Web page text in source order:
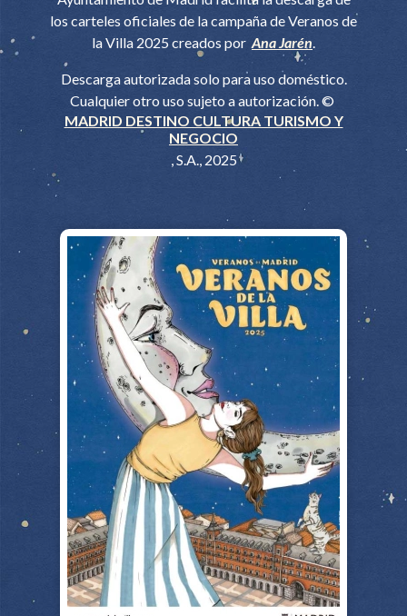
los carteles oficiales de la campaña de Veranos de
la Villa 2025 creados por Ana Jarén.
Descarga autorizada solo para uso doméstico.
Cualquier otro uso sujeto a autorización. ©
MADRID DESTINO CULTURA TURISMO Y
NEGOCIO
, S.A., 2025